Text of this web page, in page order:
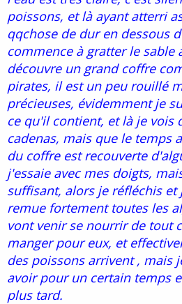
poissons, et là ayant atterri
qqchose de dur en dessous
commence à gratter le sable
découvre un grand coffre
pirates, il est un peu rouillé
précieuses, évidemment je
ce qu'il contient, et là je vois
cadenas, mais que le temps
du coffre est recouverte
j'essaie avec mes doigts,
suffisant, alors je réfléchis et
remue fortement toutes les
vont venir se nourrir de tout
manger pour eux, et
des poissons arrivent , mais
avoir pour un certain temps
plus tard.